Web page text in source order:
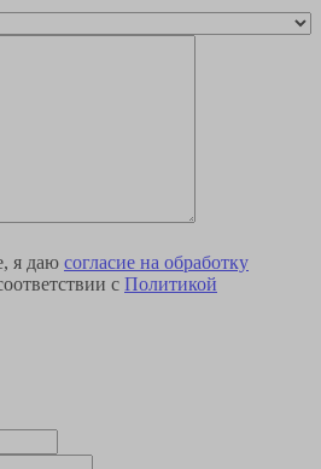
я даю согласие на обработку
с Политикой